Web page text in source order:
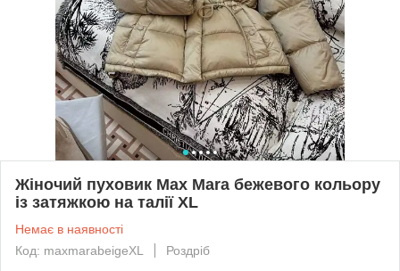
Жіночий пуховик Max Mara бежевого кольору
із затяжкою на талії XL
Немає в наявності
Код: maxmarabeigeXL
Роздріб